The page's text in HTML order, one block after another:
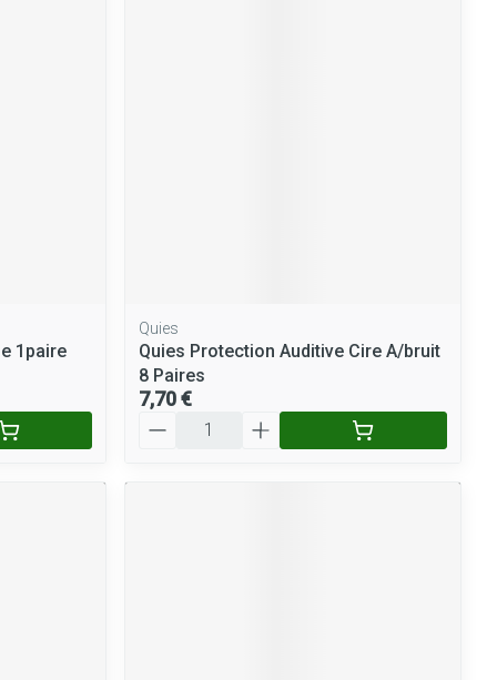
1paire
Quies
Quies Protection Auditive Cire A/bruit
8 Paires
7,70 €
Quantité